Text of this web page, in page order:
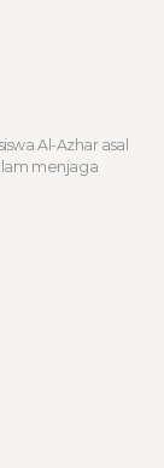
Al-Azhar asal
menjaga